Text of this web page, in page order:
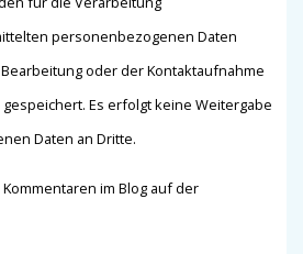
personenbezogenen Daten
oder der Kontaktaufnahme
Es erfolgt keine Weitergabe
Daten an Dritte.
im Blog auf der